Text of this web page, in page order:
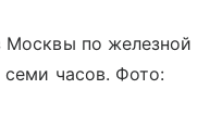
Москвы по железной
семи часов. Фото: